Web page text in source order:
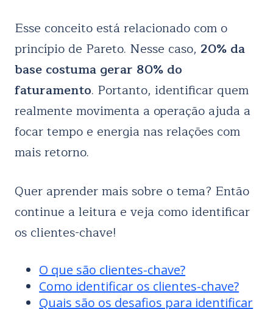
Esse conceito está relacionado com o
princípio de Pareto. Nesse caso, 20% da
base costuma gerar 80% do
faturamento. Portanto, identificar quem
realmente movimenta a operação ajuda a
focar tempo e energia nas relações com
mais retorno.
Quer aprender mais sobre o tema? Então
continue a leitura e veja como identificar
os clientes-chave!
O que são clientes-chave?
Como identificar os clientes-chave?
Quais são os desafios para identificar